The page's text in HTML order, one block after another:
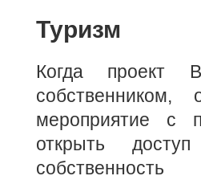
Туризм
Когда проект
мероприятие с
открыть